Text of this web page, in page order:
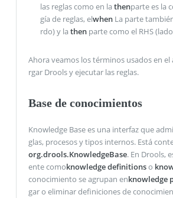
las reglas como en la thenparte es la
gía de reglas, elwhenLa parte
rdo) y la thenparte como el RHS
Ahora veamos los términos usados ​​en el
rgar Drools y ejecutar las reglas.
Base de conocimientos
Knowledge Base es una interfaz que
glas, procesos y tipos internos. Está
org.drools.KnowledgeBase. En Drools,
ente comoknowledge definitionso
conocimiento se agrupan enknowledge
gar o eliminar definiciones de